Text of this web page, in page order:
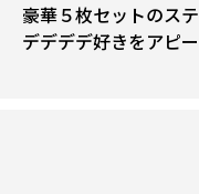
豪華５枚セットのス
デデデデ好きをアピー